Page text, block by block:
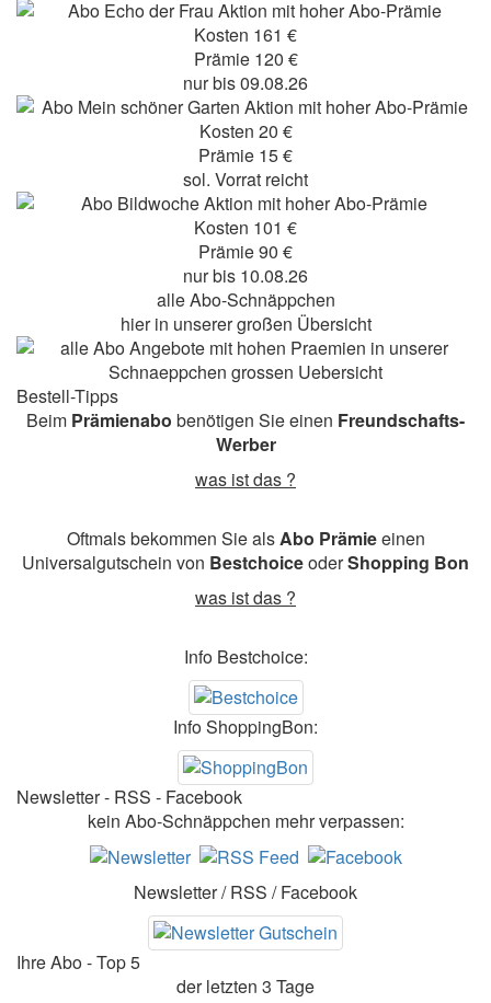
Kosten 161 €
Prämie 120 €
nur bis 09.08.26
Kosten 20 €
Prämie 15 €
sol. Vorrat reicht
Kosten 101 €
Prämie 90 €
nur bis 10.08.26
alle Abo-Schnäppchen
hier in unserer großen Übersicht
Bestell-Tipps
Beim Prämienabo benötigen Sie einen Freundschafts-
Werber
was ist das ?
Oftmals bekommen Sie alsAbo Prämieeinen
Universalgutschein von BestchoiceoderShopping Bon
was ist das ?
Info Bestchoice:
Info ShoppingBon:
Newsletter - RSS - Facebook
kein Abo-Schnäppchen mehr verpassen:
Newsletter / RSS / Facebook
Ihre Abo - Top 5
der letzten 3 Tage